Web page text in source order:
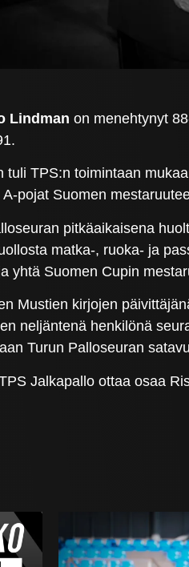
Lindman on menehtynyt
TPS:n toimintaan
pojat Suomen
pitkäaikaisena
matka-, ruoka- ja
yhtä Suomen Cupin
Mustien kirjojen
neljäntenä henkilönä
Turun Palloseuran
Jalkapallo ottaa osaa